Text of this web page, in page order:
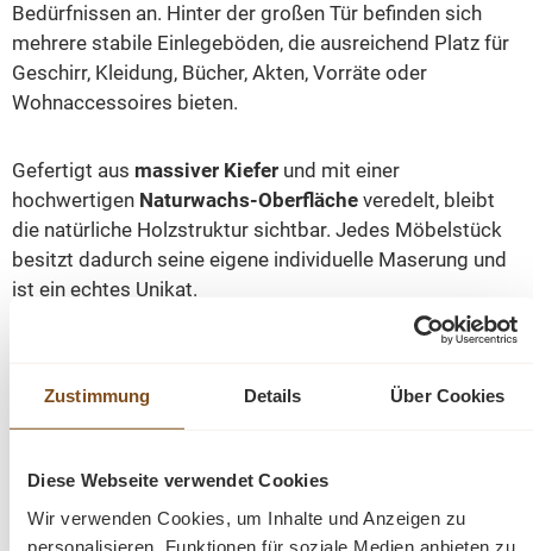
Zustimmung Details Über Cookies
Diese Webseite verwendet Cookies
Wir verwenden Cookies, um Inhalte und Anzeigen zu
personalisieren, Funktionen für soziale Medien anbieten zu
Bedürfnissen an. Hinter der großen Tür befinden sich
mehrere stabile Einlegeböden, die ausreichend Platz für
Geschirr, Kleidung, Bücher, Akten, Vorräte oder
Wohnaccessoires bieten.
Gefertigt aus massiver Kiefer und mit einer
hochwertigen Naturwachs-Oberfläche veredelt, bleibt
die natürliche Holzstruktur sichtbar. Jedes Möbelstück
besitzt dadurch seine eigene individuelle Maserung und
ist ein echtes Unikat.
Kranzabschluss und die stilvollen Details verleihen dem
Möbelstück viele Jahre und fügt sich harmonisch sowohl
in moderne als auch klassische Wohnkonzepte ein.